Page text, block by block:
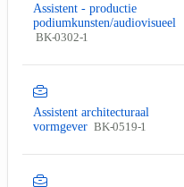
Assistent - productie
podiumkunsten/audiovisueel
BK-0302-1
Assistent architecturaal
vormgever BK-0519-1